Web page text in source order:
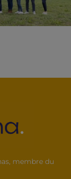
membre du